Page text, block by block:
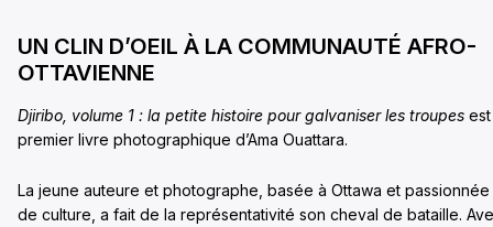
UN CLIN D’OEIL À LA COMMUNAUTÉ AFRO-
OTTAVIENNE
Djiribo, volume 1 : la petite histoire pour galvaniser les troupes
premier livre photographique d’Ama Ouattara.
La jeune auteure et photographe, basée à Ottawa et passionnée
de culture, a fait de la représentativité son cheval de bataille.